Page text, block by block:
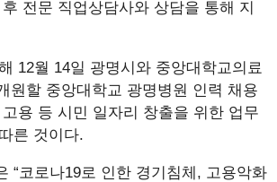
전문 직업상담사와 상담을 통해 지
12월 14일 광명시와 중앙대학교의료
원할 중앙대학교 광명병원 인력 채용
용 등 시민 일자리 창출을 위한 업무
른 것이다.
“코로나19로 인한 경기침체, 고용악화